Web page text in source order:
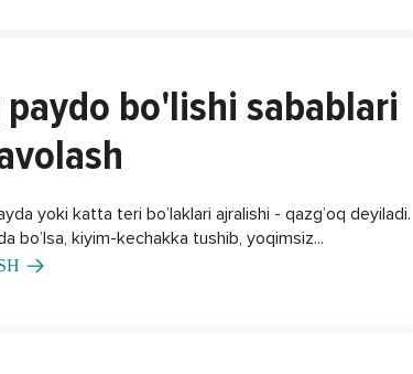
paydo bo'lishi sabablari
yoki katta teri bo’laklari ajralishi - qazg’oq deyiladi.
bo’lsa, kiyim-kechakka tushib, yoqimsiz...